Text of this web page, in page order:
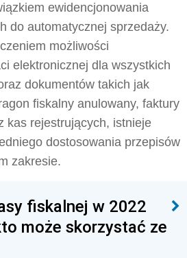
ewidencjonowania
do automatycznej sprzedaży.
możliwości
elektronicznej dla wszystkich
dokumentów takich jak
fiskalny anulowany, faktury
kas rejestrujących, istnieje
dostosowania przepisów
zakresie.
fiskalnej w 2022
może skorzystać ze